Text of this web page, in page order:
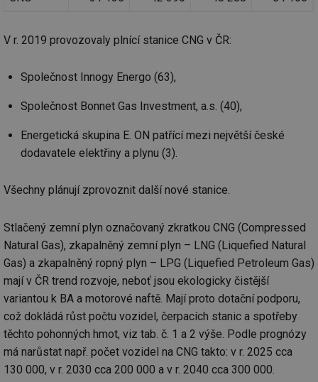
V r. 2019 provozovaly plnící stanice CNG v ČR:
Společnost Innogy Energo (63),
Společnost Bonnet Gas Investment, a.s. (40),
Energetická skupina E. ON patřící mezi největší české
dodavatele elektřiny a plynu (3).
Všechny plánují zprovoznit další nové stanice.
Stlačený zemní plyn označovaný zkratkou CNG (Compressed
Natural Gas), zkapalněný zemní plyn – LNG (Liquefied Natural
Gas) a zkapalněný ropný plyn – LPG (Liquefied Petroleum Gas)
mají v ČR trend rozvoje, neboť jsou ekologicky čistější
variantou k BA a motorové naftě. Mají proto dotační podporu,
což dokládá růst počtu vozidel, čerpacích stanic a spotřeby
těchto pohonných hmot, viz tab. č. 1 a 2 výše. Podle prognózy
má narůstat např. počet vozidel na CNG takto: v r. 2025 cca
130 000, v r. 2030 cca 200 000 a v r. 2040 cca 300 000.